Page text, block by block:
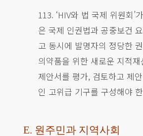
113. ‘HIV와 법 국제 위원회’
은 국제 인권법과 공중보건
고 동시에 발명자의 정당한
의약품을 위한 새로운 지적
제안서를 평가, 검토하고 제
인 고위급 기구를 구성해야
E. 원주민과 지역사회